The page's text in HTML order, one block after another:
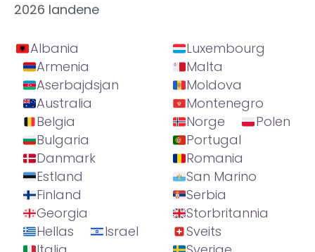
2026 landene
Albania
Armenia
Aserbajdsjan
Australia
Belgia
Bulgaria
Danmark
Estland
Finland
Georgia
Hellas
Israel
Luxembourg
Malta
Moldova
Montenegro
Norge
Polen
Portugal
Romania
San Marino
Serbia
Storbritannia
Sveits